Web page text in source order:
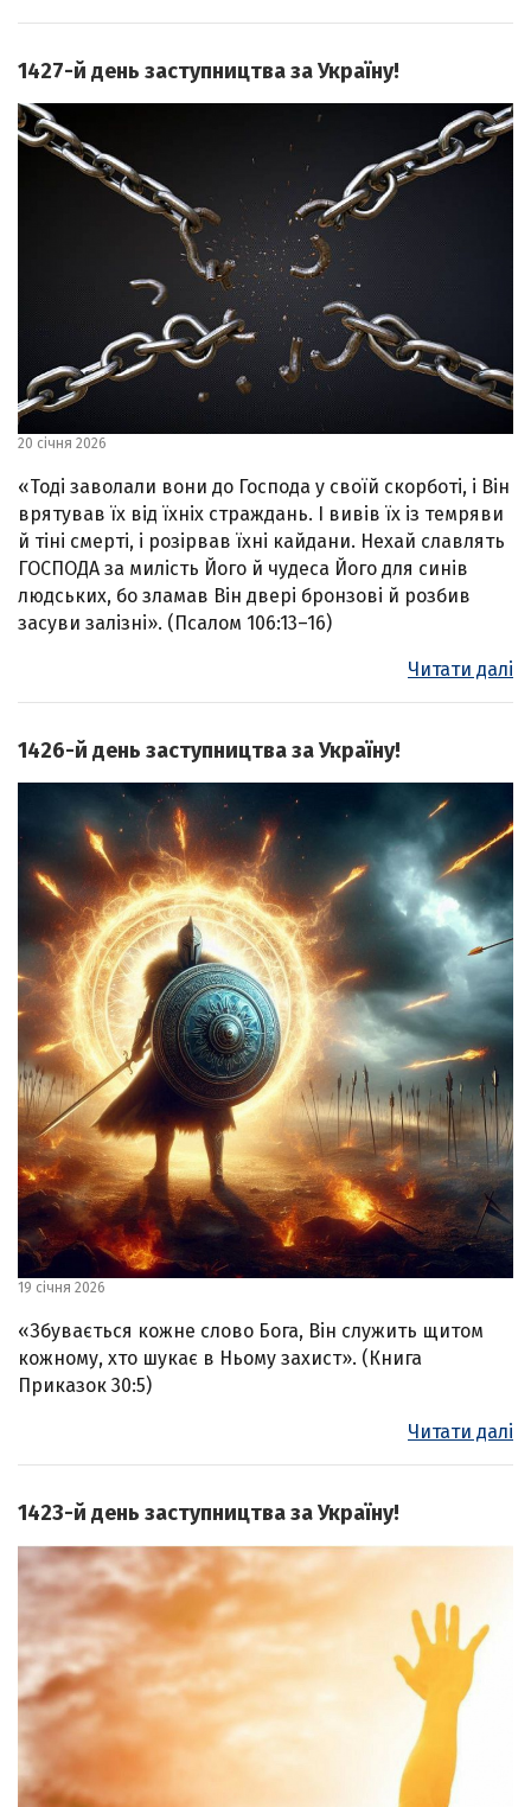
1427-й день заступництва за Україну!
20 січня 2026
«Тоді заволали вони до Господа у своїй скорботі, і Він
врятував їх від їхніх страждань. І вивів їх із темряви
й тіні смерті, і розірвав їхні кайдани. Нехай славлять
ГОСПОДА за милість Його й чудеса Його для синів
людських, бо зламав Він двері бронзові й розбив
засуви залізні». (Псалом 106:13–16)
Читати далі
1426-й день заступництва за Україну!
19 січня 2026
«Збувається кожне слово Бога, Він служить щитом
кожному, хто шукає в Ньому захист». (Книга
Приказок 30:5)
Читати далі
1423-й день заступництва за Україну!